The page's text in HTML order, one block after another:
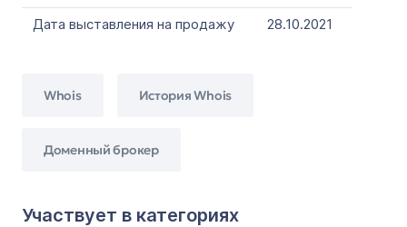
Дата выставления на продажу
28.10.2021
Whois История Whois
Доменный брокер
Участвует в категориях